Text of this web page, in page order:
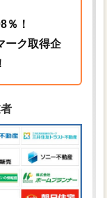
％！
ーク取得企